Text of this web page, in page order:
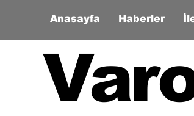
Anasayfa Haberler